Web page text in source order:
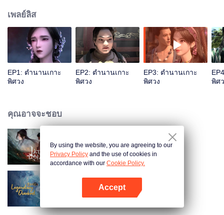
เพลย์ลิส
EP1: ตำนานเกาะ
พิศวง
EP2: ตำนานเกาะ
พิศวง
EP3: ตำนานเกาะ
พิศวง
พิศ
คุณอาจจะชอบ
จูเซียน กระบี่เทพสังหาร
อินทรีหิมะเจ้าดินแดน
By using the website, you are agreeing to our
Privacy Policy and the use of cookies in
accordance with our Cookie Policy.
Accept